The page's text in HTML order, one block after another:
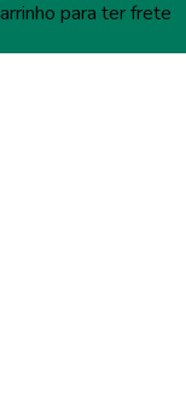
para terfrete